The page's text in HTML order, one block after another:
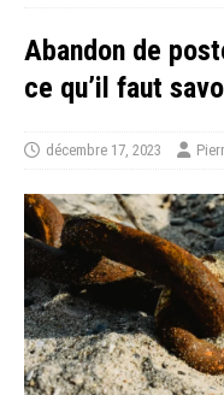
Abandon de
ce qu’il faut
décembre 17, 2023